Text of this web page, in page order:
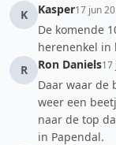
K
Kasper17 jun
De komende
herenenkel in
R
Ron Daniels17
Daar waar de
weer een
naar de top
in Papendal.